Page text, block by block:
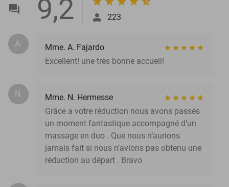
9,2 223
A.
Mme. A. Fajardo
Excellent! une très bonne accueil!
N.
Mme. N. Hermesse
Grâce a votre réduction nous avons passés
un moment fantastique accompagné d’un
massage en duo . Que nous n’aurions
jamais fait si nous n’avions pas obtenu une
réduction au départ . Bravo